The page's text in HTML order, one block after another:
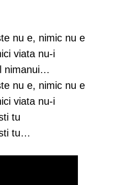
nu e, nimic nu e
viata nu-i
nimanui…
nu e, nimic nu e
viata nu-i
tu
tu…